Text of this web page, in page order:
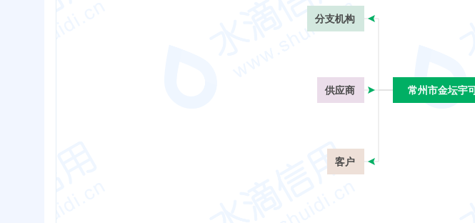
常州市金坛宇
分支机构
供应商
客户
常州市金坛宇